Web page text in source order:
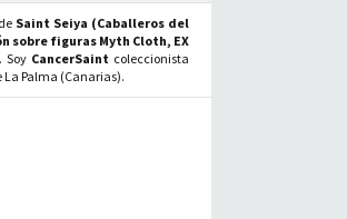
Saint Seiya (Caballeros del
sobre figuras Myth Cloth, EX
. Soy CancerSaint coleccionista
La Palma (Canarias).